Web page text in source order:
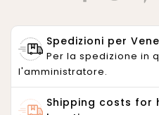
Spedizioni per
Per la spedizione in
l'amministratore.
Shipping costs for